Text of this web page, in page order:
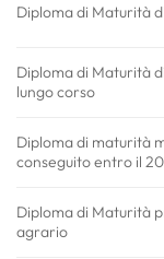
Diploma di Maturità
Diploma di Maturità
lungo corso
Diploma di maturità
conseguito entro il
Diploma di Maturità
agrario